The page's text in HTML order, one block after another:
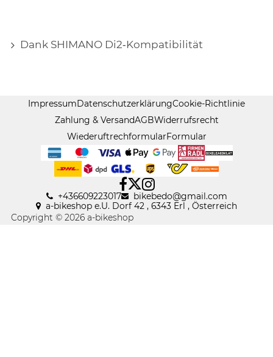
Dank SHIMANO Di2‑Kompatibilität
ImpressumDatenschutzerklärungCookie-Richtlinie
Zahlung & VersandAGBWiderrufsrecht
WiederuftrechformularFormular
+436609223017 bikebedo@gmail .com
a-bikeshop e.U. Dorf 42 , 6343 Erl , Österreich
Copyright © 2026 a-bikeshop